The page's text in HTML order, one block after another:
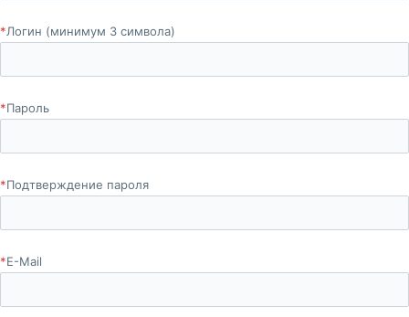
*Логин (минимум 3 символа)
*Пароль
*Подтверждение пароля
*E-Mail